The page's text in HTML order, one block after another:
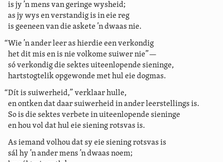
is jy ’n mens van geringe wysheid;
as jy wys en verstandig is in eie reg
is geeneen van die askete ’n dwaas nie.
“Wie ’n ander leer as hierdie een verkondig
het dit mis en is nie volkome suiwer nie”—
só verkondig die sektes uiteenlopende sieninge,
hartstogtelik opgewonde met hul eie dogmas.
“Dít is suiwerheid,” verklaar hulle,
en ontken dat daar suiwerheid in ander leerstellings is.
So is die sektes verbete in uiteenlopende sieninge
en hou vol dat hul eie siening rotsvas is.
As iemand volhou dat sy eie siening rotsvas is
sál hy ’n ander mens ’n dwaas noem;